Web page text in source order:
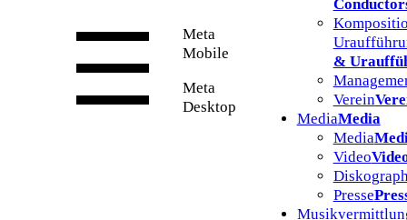
Meta
Mobile
Meta
Desktop
&
Verein
MediaMedia
Media
Video
Presse